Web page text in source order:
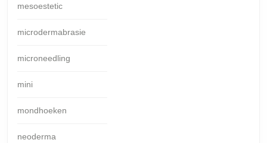
mesoestetic
microdermabrasie
microneedling
mini
mondhoeken
neoderma